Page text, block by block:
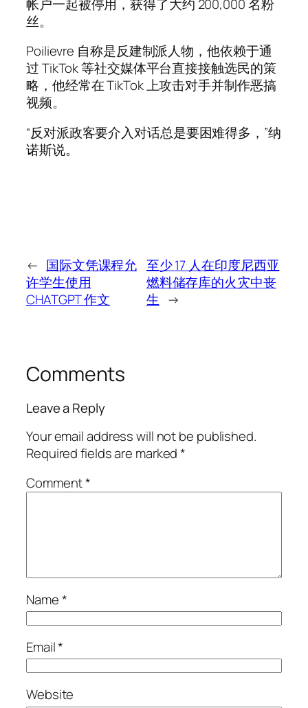
帐户一起被停用，获得了大约 200,000 名粉
丝。
Poilievre 自称是反建制派人物，他依赖于通
过 TikTok 等社交媒体平台直接接触选民的策
略，他经常在 TikTok 上攻击对手并制作恶搞
视频。
“反对派政客要介入对话总是要困难得多，”纳
诺斯说。
← 国际文凭课程允
许学生使用
CHATGPT 作文
至少 17 人在印度尼西亚
燃料储存库的火灾中丧
生 →
Comments
Leave a Reply
Your email address will not be published.
Required fields are marked*
Comment*
Name*
Email*
Website